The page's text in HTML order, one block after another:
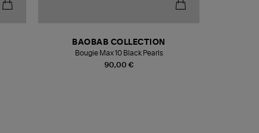
90,00 €
BAOBAB COLLECTION
Bougie Max 10 Black Pearls